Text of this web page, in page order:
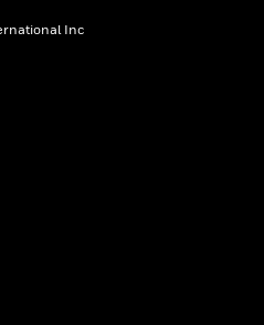
Inc